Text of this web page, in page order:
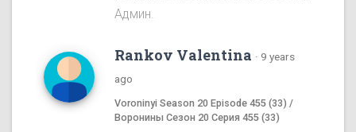
Админ.
Rankov Valentina · 9 years
ago
Voroninyi Season 20 Episode 455 (33) /
Воронины Сезон 20 Серия 455 (33)